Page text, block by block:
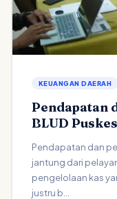
KEUANGAN DAERAH
Pendapatan
BLUD
Pendapatan dan
jantung dari
pengelolaan kas
justru b...